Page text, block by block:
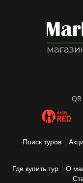
Поиск туров
Где купить тур О